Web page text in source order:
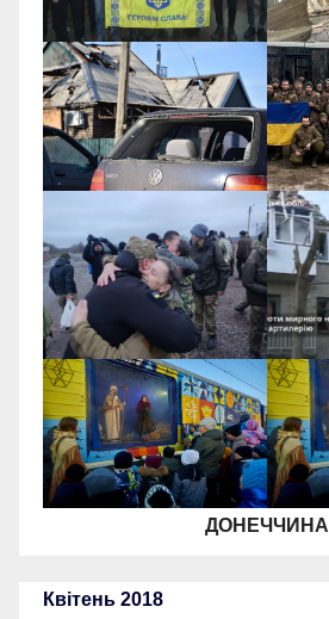
ДОНЕЧЧИНА
Квітень 2018